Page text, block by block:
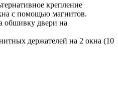
крепление
с помощью магнитов.
обшивку двери на
держателей на 2 окна (10